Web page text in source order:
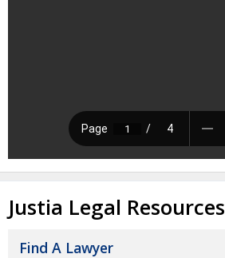
Justia Legal Resources
Find A Lawyer